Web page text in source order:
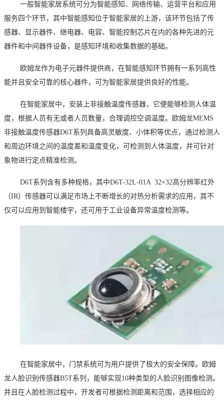
一般智能家居系统可分为智能感知、网络传输、运营平台和应用
服务四个环节，其中智能感知位于智能家居的上游，该环节包括了传
感器、显示器件、继电器、电容、智能控制芯片在内的各种先进的元
器件和中间器件设备，是感知环境和收集数据的基础。
欧姆龙作为电子元器件提供商， 在智能感知环节拥有一系列高性
能并且安全可靠的核心器件，
可为智能家居提供良好的性能。
在智能家居中，安装上非接触温度传感器，它便能够检测人体温
度，根据人员有无或者人员数量，合理调控空调温度。
欧姆龙MEMS
非接触温度传感器D6T系列 具备高灵敏度、小体积等优点，通过检测人
和周边环境之间的温度差和温度变化，可检测到人体温度，并可针对
象物进行定点精准检测。
D6T系列含有多种规格，其中D6T-32L-01A 32×32高分辨率红外
（IR）传感器可以满足市场上不断增长的对热分析需求的应用，其不
仅可以应用到智能楼宇，还可用于工业设备异常温度检测等。
在智能家居中，门禁系统可为用户提供了极大的安全保障。
欧姆
龙人脸识别传感器B5T系列 ，能够实现10种类型的人脸识别图像检测。
并且在人脸检测过程中，开发者可根据检测距离和范围，选择相应的